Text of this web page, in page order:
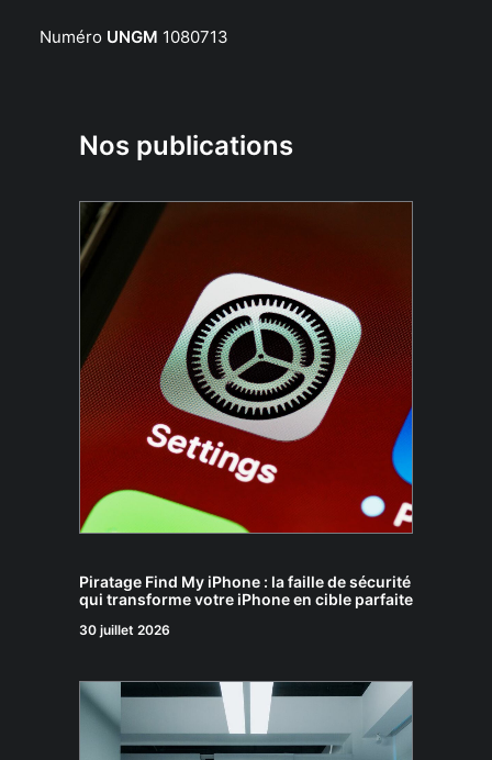
Numéro UNGM 1080713
Nos publications
Piratage Find My iPhone : la faille de sécurité
qui transforme votre iPhone en cible parfaite
30 juillet 2026